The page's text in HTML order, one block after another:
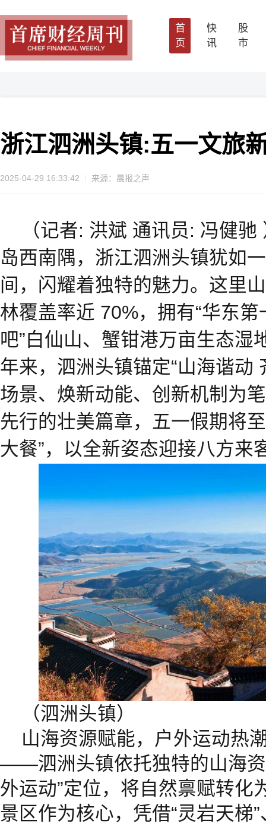
首
页
快
讯
股
市
浙江泗洲头镇:五一文旅
2025-04-29 16:33:42 来源：晨报之声
（记者: 洪斌 通讯员: 冯健
岛西南隅，浙江泗洲头镇犹如
间，闪耀着独特的魅力。这里
林覆盖率近 70%，拥有“华东第
吧”白仙山、蟹钳港万亩生态湿
年来，泗洲头镇锚定“山海谐动
场景、焕新动能、创新机制为
先行的壮美篇章，五一假期将
大餐”，以全新姿态迎接八方来
（泗洲头镇）
山海资源赋能，户外运动热
——泗洲头镇依托独特的山海资
外运动”定位，将自然禀赋转化
景区作为核心，凭借“灵岩天梯